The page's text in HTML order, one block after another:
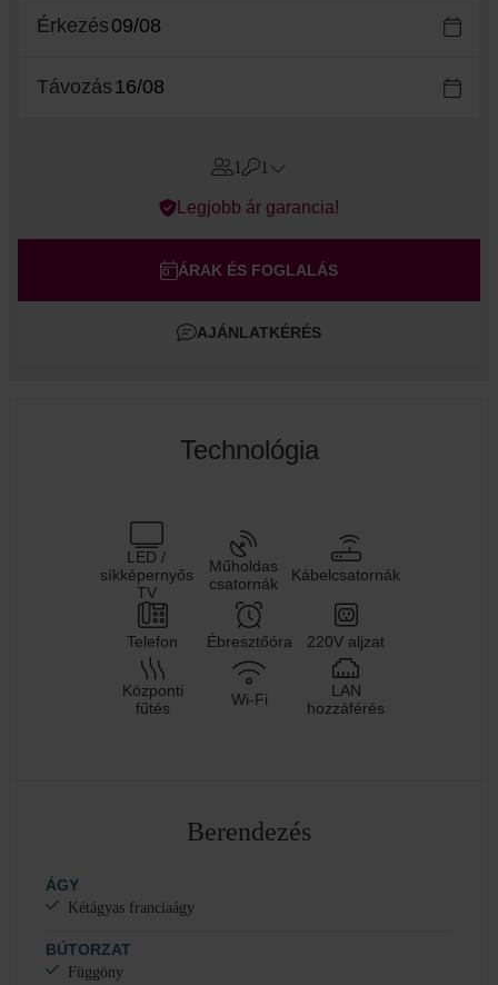
Érkezés
Távozás
1 1
Errors?
Gyermek
Legjobb ár garancia!
ÁRAK ÉS FOGLALÁS
AJÁNLATKÉRÉS
Technológia
LED /
síkképernyős
TV
Műholdas
csatornák
Kábelcsatornák
Telefon Ébresztőóra 220V aljzat
Központi
fűtés
Wi-Fi
LAN
hozzáférés
Berendezés
ÁGY
Kétágyas franciaágy
BÚTORZAT
Függöny